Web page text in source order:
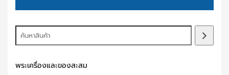
พระเครื่องและของสะสม